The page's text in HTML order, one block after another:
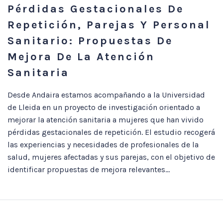
Pérdidas Gestacionales De
Repetición, Parejas Y Personal
Sanitario: Propuestas De
Mejora De La Atención
Sanitaria
Desde Andaira estamos acompañando a la Universidad
de Lleida en un proyecto de investigación orientado a
mejorar la atención sanitaria a mujeres que han vivido
pérdidas gestacionales de repetición. El estudio recogerá
las experiencias y necesidades de profesionales de la
salud, mujeres afectadas y sus parejas, con el objetivo de
identificar propuestas de mejora relevantes...